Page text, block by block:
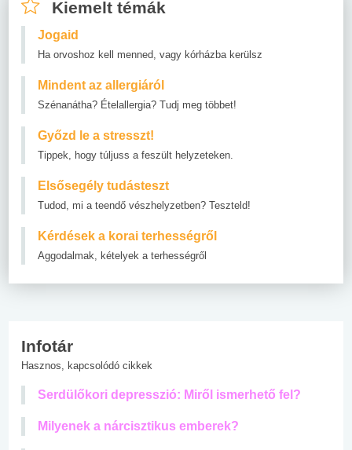
Kiemelt témák
Jogaid
Ha orvoshoz kell menned, vagy kórházba kerülsz
Mindent az allergiáról
Szénanátha? Ételallergia? Tudj meg többet!
Győzd le a stresszt!
Tippek, hogy túljuss a feszült helyzeteken.
Elsősegély tudásteszt
Tudod, mi a teendő vészhelyzetben? Teszteld!
Kérdések a korai terhességről
Aggodalmak, kételyek a terhességről
Infotár
Hasznos, kapcsolódó cikkek
Serdülőkori depresszió: Miről ismerhető fel?
Milyenek a nárcisztikus emberek?